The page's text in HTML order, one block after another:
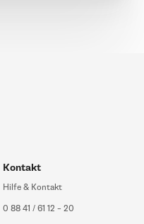
Kontakt
Hilfe & Kontakt
0 88 41 / 61 12 – 20